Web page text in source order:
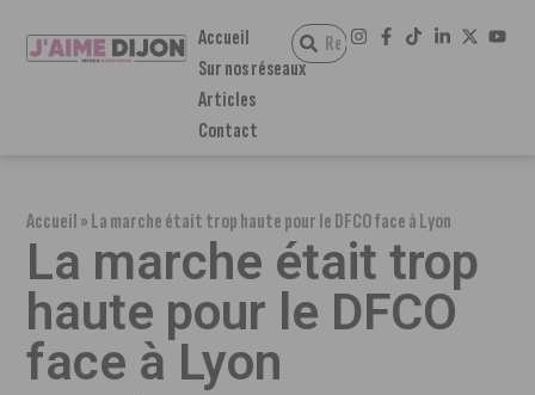
Accueil
Sur nos réseaux
Articles
Contact
Accueil»La marche était trop haute pour le DFCO face à Lyon
La marche était trop
haute pour le DFCO
face à Lyon